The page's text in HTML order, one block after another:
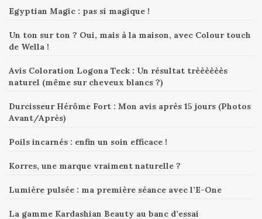
Egyptian Magic : pas si magique !
Un ton sur ton ? Oui, mais à la maison, avec Colour touch
de Wella !
Avis Coloration Logona Teck : Un résultat trèèèèèès
naturel (même sur cheveux blancs ?)
Durcisseur Hérôme Fort : Mon avis après 15 jours (Photos
Avant/Après)
Poils incarnés : enfin un soin efficace !
Korres, une marque vraiment naturelle ?
Lumière pulsée : ma première séance avec l’E-One
La gamme Kardashian Beauty au banc d’essai